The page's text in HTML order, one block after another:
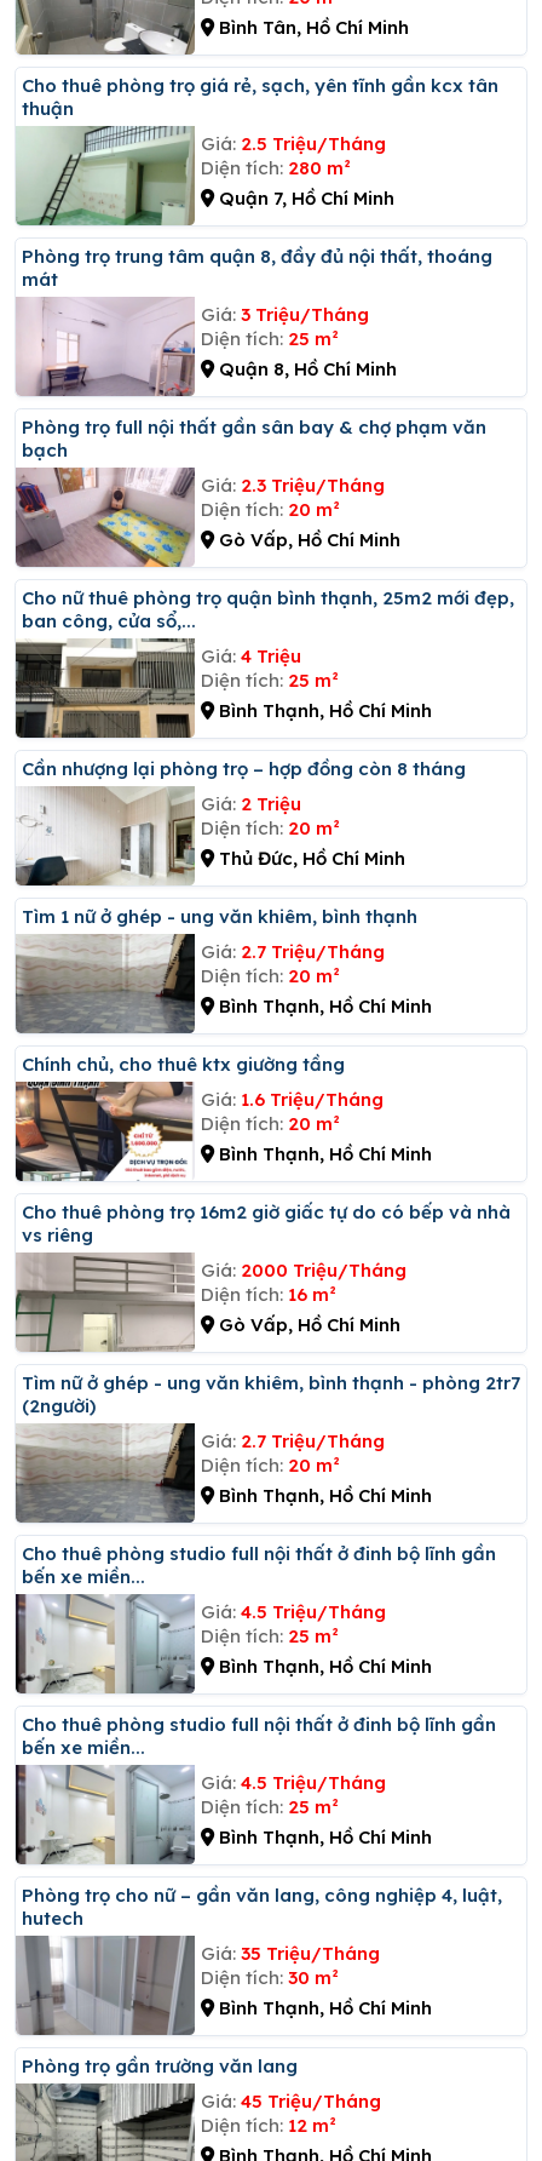
Bình Tân, Hồ Chí Minh
Cho thuê phòng trọ giá rẻ, sạch, yên tĩnh gần kcx tân
thuận
Giá: 2.5 Triệu/Tháng
Diện tích: 280 m²
Quận 7, Hồ Chí Minh
Phòng trọ trung tâm quận 8, đầy đủ nội thất, thoáng
mát
Giá: 3 Triệu/Tháng
Diện tích: 25 m²
Quận 8, Hồ Chí Minh
Phòng trọ full nội thất gần sân bay & chợ phạm văn
bạch
Giá: 2.3 Triệu/Tháng
Diện tích: 20 m²
Gò Vấp, Hồ Chí Minh
Cho nữ thuê phòng trọ quận bình thạnh, 25m2 mới đẹp,
ban công, cửa sổ,...
Giá: 4 Triệu
Diện tích: 25 m²
Bình Thạnh, Hồ Chí Minh
Cần nhượng lại phòng trọ – hợp đồng còn 8 tháng
Giá: 2 Triệu
Diện tích: 20 m²
Thủ Đức, Hồ Chí Minh
Tìm 1 nữ ở ghép - ung văn khiêm, bình thạnh
Giá: 2.7 Triệu/Tháng
Diện tích: 20 m²
Bình Thạnh, Hồ Chí Minh
Chính chủ, cho thuê ktx giường tầng
Giá: 1.6 Triệu/Tháng
Diện tích: 20 m²
Bình Thạnh, Hồ Chí Minh
Cho thuê phòng trọ 16m2 giờ giấc tự do có bếp và nhà
vs riêng
Giá: 2000 Triệu/Tháng
Diện tích: 16 m²
Gò Vấp, Hồ Chí Minh
Tìm nữ ở ghép - ung văn khiêm, bình thạnh - phòng 2tr7
(2người)
Giá: 2.7 Triệu/Tháng
Diện tích: 20 m²
Bình Thạnh, Hồ Chí Minh
Cho thuê phòng studio full nội thất ở đinh bộ lĩnh gần
bến xe miền...
Giá: 4.5 Triệu/Tháng
Diện tích: 25 m²
Bình Thạnh, Hồ Chí Minh
Cho thuê phòng studio full nội thất ở đinh bộ lĩnh gần
bến xe miền...
Giá: 4.5 Triệu/Tháng
Diện tích: 25 m²
Bình Thạnh, Hồ Chí Minh
Phòng trọ cho nữ – gần văn lang, công nghiệp 4, luật,
hutech
Giá: 35 Triệu/Tháng
Diện tích: 30 m²
Bình Thạnh, Hồ Chí Minh
Phòng trọ gần trường văn lang
Giá: 45 Triệu/Tháng
Diện tích: 12 m²
Bình Thạnh, Hồ Chí Minh